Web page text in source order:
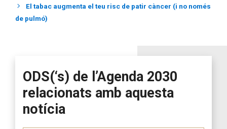
El tabac augmenta el teu risc de patir càncer (i no només
de pulmó)
ODS(‘s) de l’Agenda 2030
relacionats amb aquesta
notícia